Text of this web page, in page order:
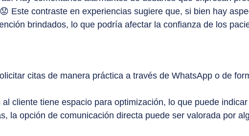
Este contraste en experiencias sugiere que, si bien hay
brindados, lo que podría afectar la confianza de los
citas de manera práctica a través de WhatsApp o de
al cliente tiene espacio para optimización, lo que puede
la opción de comunicación directa puede ser valorada por